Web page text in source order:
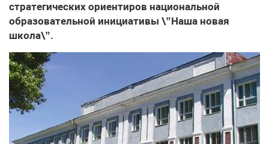
стратегических ориентиров национальной
образовательной инициативы \”Наша новая
школа\”.